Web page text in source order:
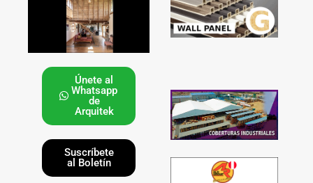
Únete al
Whatsapp
de
Arquitek
Suscríbete
al Boletín